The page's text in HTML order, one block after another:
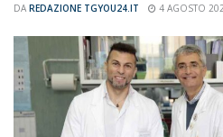
DA REDAZIONE TGYOU24.IT 4 AGOSTO